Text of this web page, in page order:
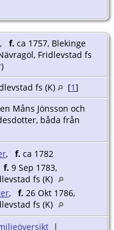
, f. ca 1757, Blekinge
Fridlevstad fs
fs (K) [1]
Måns Jönsson och
båda från
, f. ca 1782
f. 9 Sep 1783,
fs (K)
, f. 26 Okt 1786,
fs (K)
|